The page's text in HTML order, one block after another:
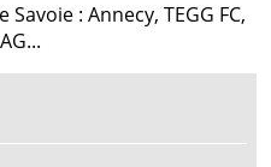
: Annecy, TEGG FC,